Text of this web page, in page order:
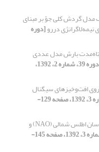
مدل گردش کلی جوّ بر مبنای
نیمه‌لاگرانژی دررو[دوره
بارش مدل عددی
[دوره 39، شماره 2، 1392،
افت‌و‌خیزهای سیگنال
[دوره 39، شماره 3، 1392، صفحه 129-
شبیه‌سازی عددی نوسان اطلس شمالی (NAO) و
[دوره 39، شماره 3، 1392، صفحه 145-